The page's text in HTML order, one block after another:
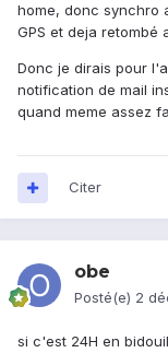
home, donc synchro
GPS et deja retombé
Donc je dirais pour
notification de mail
quand meme assez
Citer
obe
Posté(e) 2
si c'est 24H en